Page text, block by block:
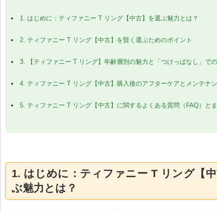
1. はじめに：ティファニー T リング【中古】を選ぶ魅力とは？
2. ティファニー T リング【中古】を賢く選ぶためのポイント
3. 【ティファニー T リング】年齢層別の魅力と「つけっぱなし」で
4. ティファニー T リング【中古】購入後のアフターケアとメンテナ
5. ティファニー T リング【中古】に関するよくある質問（FAQ）と
1. はじめに：ティファニー T リング【
ぶ魅力とは？